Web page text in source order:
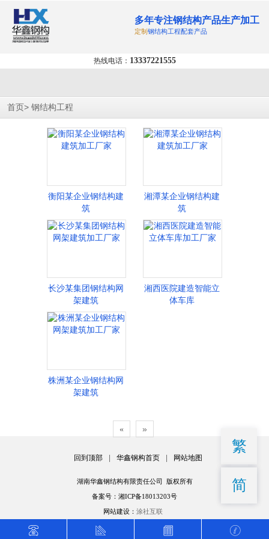
多年专注钢结构产品生产加工
定制钢结构工程配套产品
热线电话： 13337221555
首页> 钢结构工程
衡阳某企业钢结构建
筑
湘潭某企业钢结构建
筑
长沙某集团钢结构网
架建筑
湘西医院建造智能立
体车库
株洲某企业钢结构网
架建筑
« »
回到顶部 | 华鑫钢构首页 | 网站地图
湖南华鑫钢结构有限责任公司 版权所有
备案号：湘ICP备18013203号
网站建设： 涂社互联
繁
简